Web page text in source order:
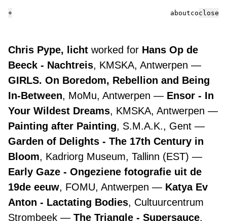
+ aboutcontact
Chris Pype, licht worked for Hans Op de
Beeck - Nachtreis, KMSKA, Antwerpen
GIRLS. On Boredom, Rebellion and Being
In-Between, MoMu, Antwerpen
Ensor - In
Your Wildest Dreams, KMSKA, Antwerpen
Painting after Painting, S.M.A.K., Gent
Garden of Delights - The 17th Century in
Bloom, Kadriorg Museum, Tallinn (EST)
Early Gaze - Ongeziene fotografie uit de
19de eeuw, FOMU, Antwerpen
Katya Ev
Anton - Lactating Bodies, Cultuurcentrum
Strombeek
The Triangle - Supersauce,
close